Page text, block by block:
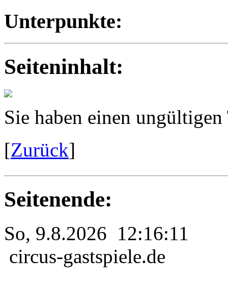
Unterpunkte:
Seiteninhalt:
Sie haben einen
[Zurück]
Seitenende:
So, 9.8.2026 12:16:11
circus-gastspiele.de